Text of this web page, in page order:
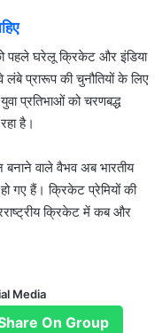
पहले घरेलू क्रिकेट और इंडिया
प्रारूप की चुनौतियों के लिए
प्रतिभाओं को चरणबद्ध
है।
वाले वैभव अब भारतीय
गए हैं। क्रिकेट प्रेमियों की
क्रिकेट में कब और
Media
On Group